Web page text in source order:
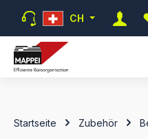
Zum Hauptinhalt springen
CH
Startseite Zubehör